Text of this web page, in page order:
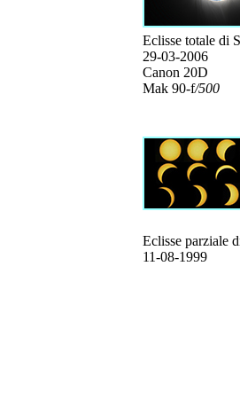
Eclisse totale di
29-03-2006
Canon 20D
Mak 90-f/500
Eclisse parziale
11-08-1999